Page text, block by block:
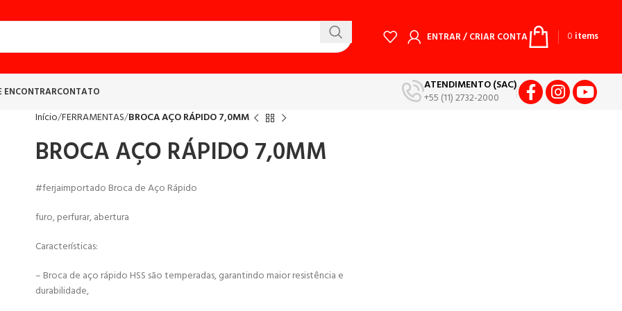
ENTRAR / CRIAR CONTA 0 items
ENCONTRARCONTATO
ATENDIMENTO (SAC)
+55 (11) 2732-2000
Início FERRAMENTAS BROCA AÇO RÁPIDO 7,0MM
BROCA AÇO RÁPIDO 7,0MM
#ferjaimportado Broca de Aço Rápido
furo, perfurar, abertura
Características:
– Broca de aço rápido HSS são temperadas, garantindo maior resistência e
durabilidade,